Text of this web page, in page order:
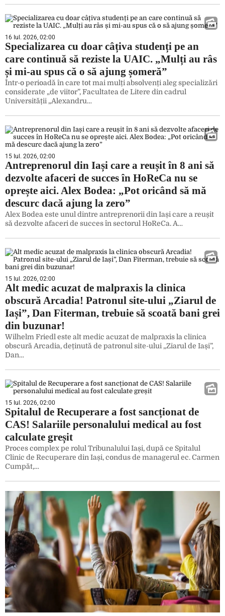
16 Iul. 2026, 02:00
Specializarea cu doar câțiva studenți pe an
care continuă să reziste la UAIC. „Mulți au râs
și mi-au spus că o să ajung șomeră”
Într-o perioadă în care tot mai mulți absolvenți aleg specializări
considerate „de viitor”, Facultatea de Litere din cadrul
Universității „Alexandru…
15 Iul. 2026, 02:00
Antreprenorul din Iași care a reușit în 8 ani să
dezvolte afaceri de succes în HoReCa nu se
oprește aici. Alex Bodea: „Pot oricând să mă
descurc dacă ajung la zero”
Alex Bodea este unul dintre antreprenorii din Iași care a reușit
să dezvolte afaceri de succes în sectorul HoReCa. A…
15 Iul. 2026, 02:00
Alt medic acuzat de malpraxis la clinica
obscură Arcadia! Patronul site-ului „Ziarul de
Iași”, Dan Fiterman, trebuie să scoată bani grei
din buzunar!
Wilhelm Friedl este alt medic acuzat de malpraxis la clinica
obscură Arcadia, deținută de patronul site-ului „Ziarul de Iași”,
Dan…
15 Iul. 2026, 02:00
Spitalul de Recuperare a fost sancționat de
CAS! Salariile personalului medical au fost
calculate greșit
Proces complex pe rolul Tribunalului Iași, după ce Spitalul
Clinic de Recuperare din Iași, condus de managerul ec. Carmen
Cumpăt,…